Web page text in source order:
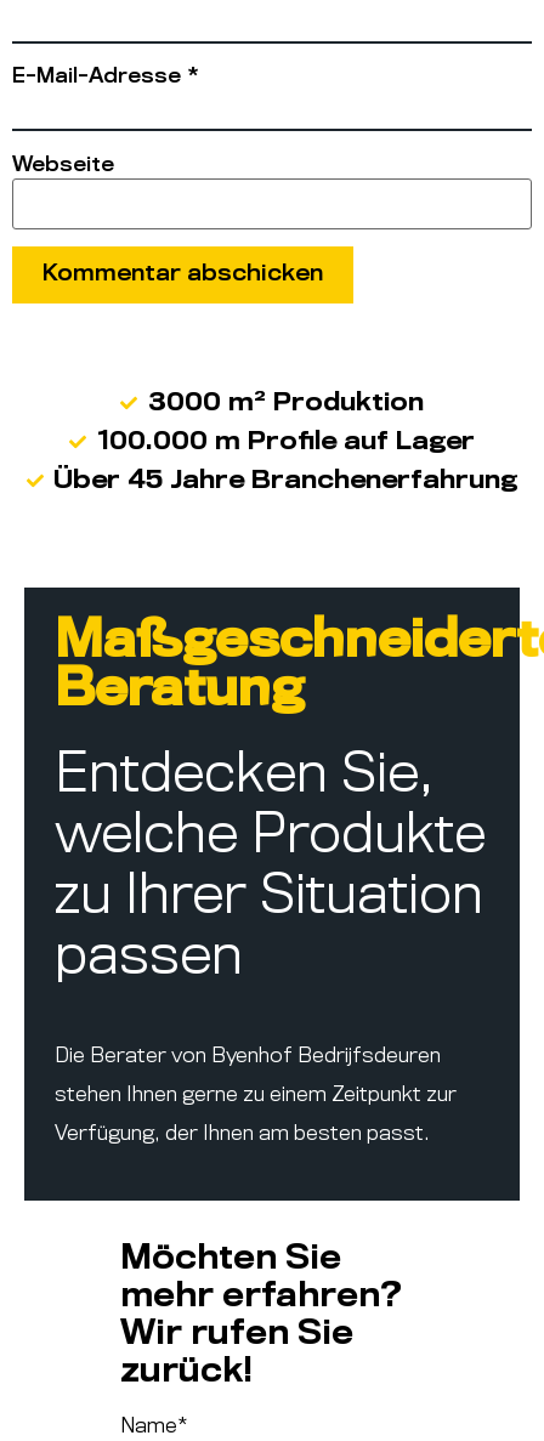
E-Mail-Adresse *
Webseite
3000 m² Produktion
100.000 m Profile auf Lager
Über 45 Jahre Branchenerfahrung
Beratung
Entdecken Sie,
welche Produkte
zu Ihrer Situation
passen
Die Berater von Byenhof Bedrijfsdeuren
stehen Ihnen gerne zu einem Zeitpunkt zur
Verfügung, der Ihnen am besten passt.
Möchten Sie
mehr erfahren?
Wir rufen Sie
zurück!
Name*